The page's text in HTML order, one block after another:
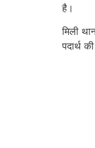
है।
मिली
पदार्थ